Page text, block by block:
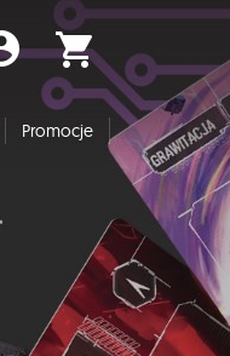
Promocje